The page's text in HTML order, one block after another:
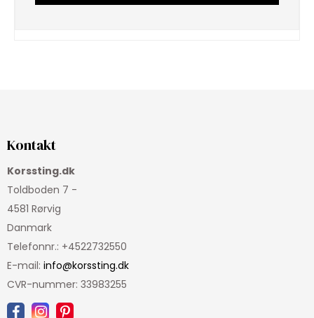
Kontakt
Korssting.dk
Toldboden 7 -
4581 Rørvig
Danmark
Telefonnr.: +4522732550
E-mail: info@korssting.dk
CVR-nummer: 33983255